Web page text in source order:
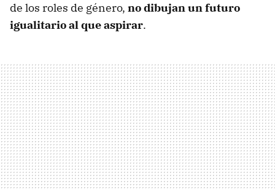
de los roles de género, no dibujan un futuro
igualitario al que aspirar.